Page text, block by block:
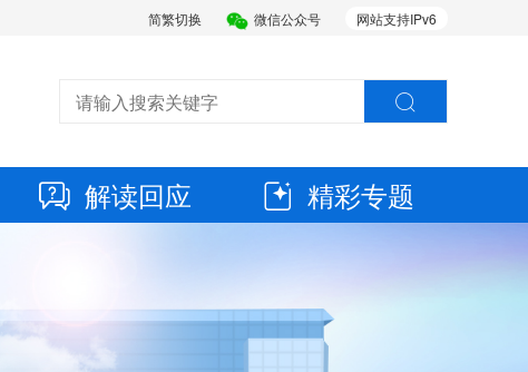
网站支持IPv6
微信公众号
简繁切换
解读回应 精彩专题